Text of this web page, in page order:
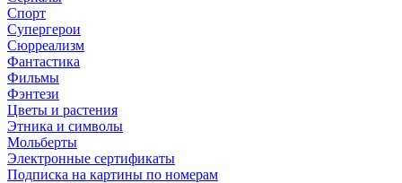
Спорт
Супергерои
Сюрреализм
Фантастика
Фильмы
Фэнтези
Цветы и растения
Этника и символы
Мольберты
Электронные сертификаты
Подписка на картины по номерам